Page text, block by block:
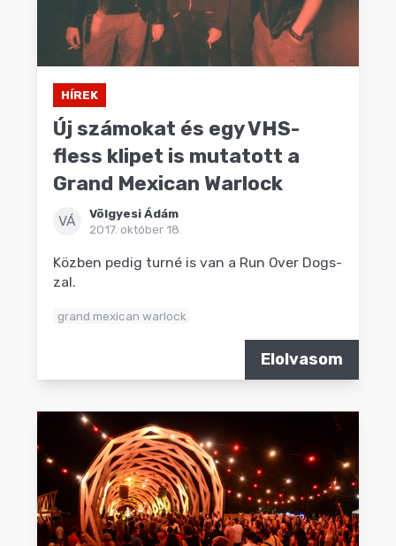
HÍREK
Új számokat és egy VHS-
fless klipet is mutatott a
Grand Mexican Warlock
VÁ
Völgyesi Ádám
2017. október 18.
Közben pedig turné is van a Run Over Dogs-
zal.
grand mexican warlock
Elolvasom